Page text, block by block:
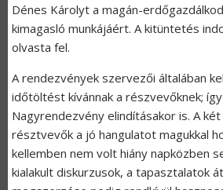
Dénes Károlyt a magán-
kimagasló munkájáért. A kitüntetés
olvasta fel.
A rendezvények szervezői általában
időtöltést kívánnak a részvevőknek;
Nagyrendezvény elindításakor is. A
résztvevők a jó hangulatot magukkal
kellemben nem volt hiány napközben
kialakult diskurzusok, a tapasztalatok